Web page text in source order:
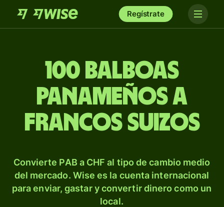
Regístrate
100 balboas
panameños a
francos suizos
Convierte PAB a CHF al tipo de cambio medio
del mercado. Wise es la cuenta internacional
para enviar, gastar y convertir dinero como un
local.